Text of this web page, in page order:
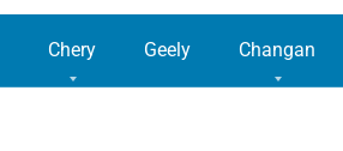
Chery Geely Changan